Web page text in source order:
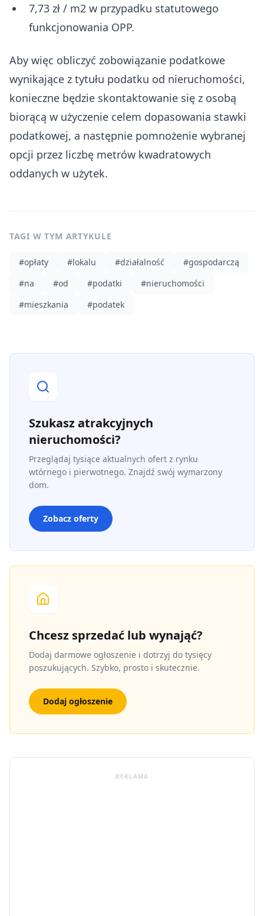
7,73 zł / m2 w przypadku statutowego
funkcjonowania OPP.
Aby więc obliczyć zobowiązanie podatkowe
wynikające z tytułu podatku od nieruchomości,
konieczne będzie skontaktowanie się z osobą
biorącą w użyczenie celem dopasowania stawki
podatkowej, a następnie pomnożenie wybranej
opcji przez liczbę metrów kwadratowych
oddanych w użytek.
TAGI W TYM ARTYKULE
#opłaty #lokalu #działalność #gospodarczą
#na #od #podatki #nieruchomości
#mieszkania #podatek
Szukasz atrakcyjnych
nieruchomości?
Przeglądaj tysiące aktualnych ofert z rynku
wtórnego i pierwotnego. Znajdź swój wymarzony
dom.
Zobacz oferty
Chcesz sprzedać lub wynająć?
Dodaj darmowe ogłoszenie i dotrzyj do tysięcy
poszukujących. Szybko, prosto i skutecznie.
Dodaj ogłoszenie
REKLAMA